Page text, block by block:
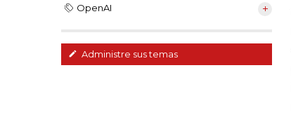
OpenAI
Administre sus temas